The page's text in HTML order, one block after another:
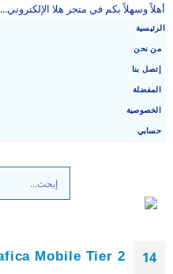
أهلاً وسهلاً بكم في متجر هلا
الرئيسية
من نحن
إتصل بنا
المفضلة
الخصوصية
حسابي
14
Mobile Tier 2